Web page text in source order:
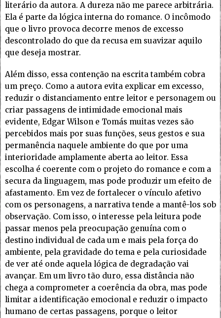
literário da autora. A dureza não me parece arbitrária.
Ela é parte da lógica interna do romance. O incômodo
que o livro provoca decorre menos de excesso
descontrolado do que da recusa em suavizar aquilo
que deseja mostrar.
Além disso, essa contenção na escrita também cobra
um preço. Como a autora evita explicar em excesso,
reduzir o distanciamento entre leitor e personagem ou
criar passagens de intimidade emocional mais
evidente, Edgar Wilson e Tomás muitas vezes são
percebidos mais por suas funções, seus gestos e sua
permanência naquele ambiente do que por uma
interioridade amplamente aberta ao leitor. Essa
escolha é coerente com o projeto do romance e com a
secura da linguagem, mas pode produzir um efeito de
afastamento. Em vez de fortalecer o vínculo afetivo
com os personagens, a narrativa tende a mantê-los sob
observação. Com isso, o interesse pela leitura pode
passar menos pela preocupação genuína com o
destino individual de cada um e mais pela força do
ambiente, pela gravidade do tema e pela curiosidade
de ver até onde aquela lógica de degradação vai
avançar. Em um livro tão duro, essa distância não
chega a comprometer a coerência da obra, mas pode
limitar a identificação emocional e reduzir o impacto
humano de certas passagens, porque o leitor